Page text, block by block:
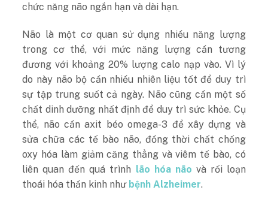
chức năng não ngắn hạn và dài hạn.
Não là một cơ quan sử dụng nhiều năng lượng
trong cơ thể, với mức năng lượng cần tương
đương với khoảng 20% lượng calo nạp vào. Vì lý
do này não bộ cần nhiều nhiên liệu tốt để duy trì
sự tập trung suốt cả ngày. Não cũng cần một số
chất dinh dưỡng nhất định để duy trì sức khỏe. Cụ
thể, não cần axit béo omega-3 để xây dựng và
sửa chữa các tế bào não, đồng thời chất chống
oxy hóa làm giảm căng thẳng và viêm tế bào, có
liên quan đến quá trình lão hóa não và rối loạn
thoái hóa thần kinh như bệnh Alzheimer.